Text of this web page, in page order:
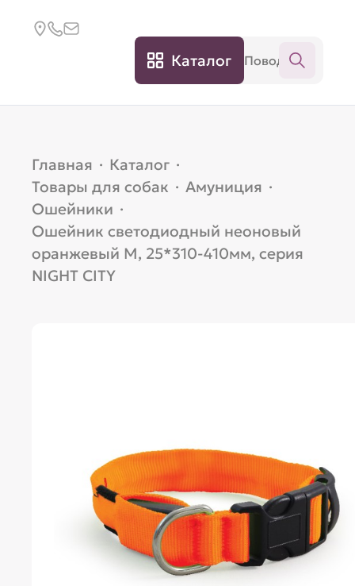
Каталог
Главная · Каталог ·
Товары для собак · Амуниция ·
Ошейники ·
Ошейник светодиодный неоновый
оранжевый M, 25*310-410мм, серия
NIGHT CITY